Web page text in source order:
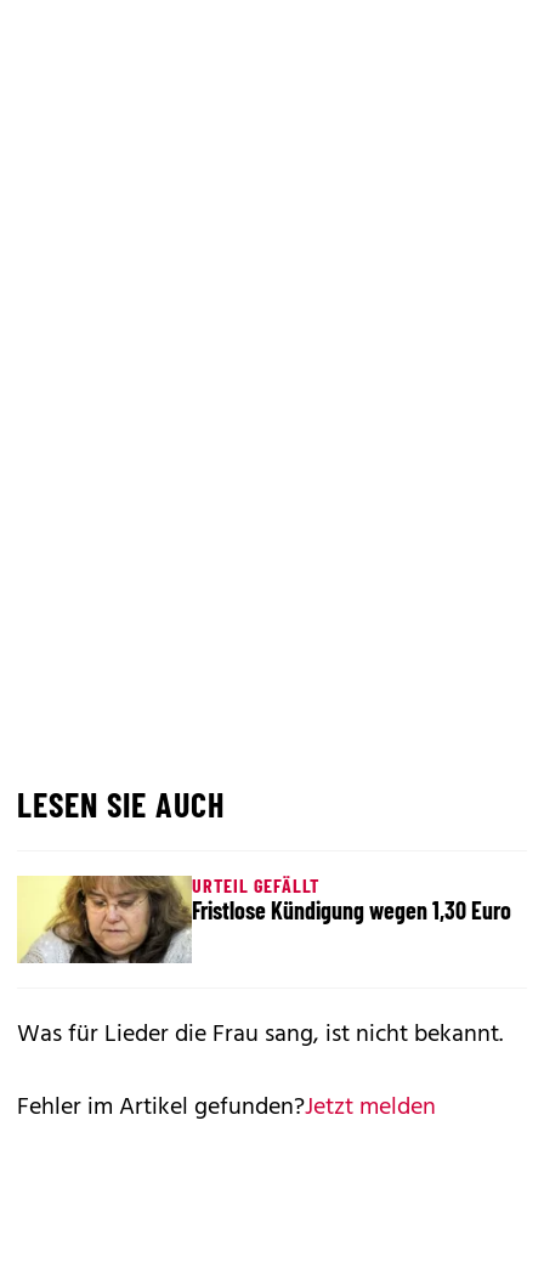
LESEN SIE AUCH
URTEIL GEFÄLLT
Fristlose Kündigung wegen 1,30 Euro
Was für Lieder die Frau sang, ist nicht bekannt.
Fehler im Artikel gefunden?Jetzt melden